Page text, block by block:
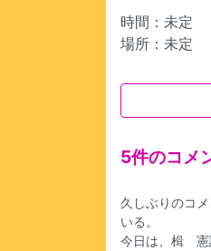
時間：未定
場所：未定
5件のコメ
久しぶりのコ
いる。
今日は、楫 憲